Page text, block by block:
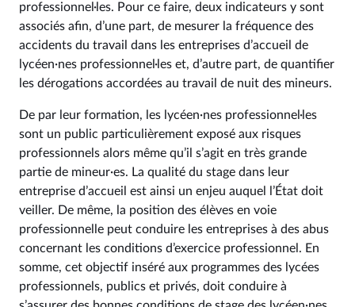
professionnel·les. Pour ce faire, deux indicateurs y sont
associés afin, d’une part, de mesurer la fréquence des
accidents du travail dans les entreprises d’accueil de
lycéen·nes professionnel·les et, d’autre part, de quantifier
les dérogations accordées au travail de nuit des mineurs.
De par leur formation, les lycéen·nes professionnel·les
sont un public particulièrement exposé aux risques
professionnels alors même qu’il s’agit en très grande
partie de mineur·es. La qualité du stage dans leur
entreprise d’accueil est ainsi un enjeu auquel l’État doit
veiller. De même, la position des élèves en voie
professionnelle peut conduire les entreprises à des abus
concernant les conditions d’exercice professionnel. En
somme, cet objectif inséré aux programmes des lycées
professionnels, publics et privés, doit conduire à